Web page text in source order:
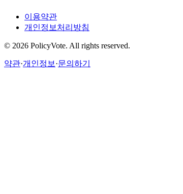
이용약관
개인정보처리방침
© 2026 PolicyVote. All rights reserved.
약관·개인정보 ·문의하기